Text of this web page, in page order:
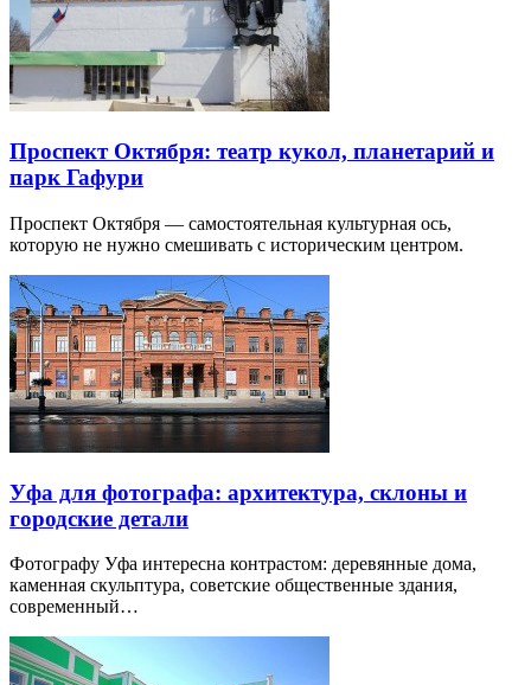
Проспект Октября: театр кукол, планетарий и
парк Гафури
Проспект Октября — самостоятельная культурная ось,
которую не нужно смешивать с историческим центром.
Уфа для фотографа: архитектура, склоны и
городские детали
Фотографу Уфа интересна контрастом: деревянные дома,
каменная скульптура, советские общественные здания,
современный…